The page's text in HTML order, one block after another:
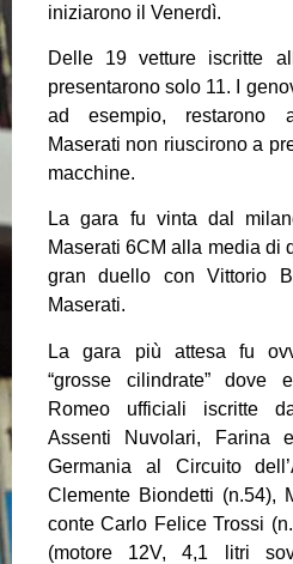
iniziarono il Venerdì.
Delle 19 vetture iscritte
presentarono solo 11. I
ad esempio, restarono
Maserati non riuscirono a
macchine.
La gara fu vinta dal
Maserati 6CM alla media di
gran duello con Vittorio
Maserati.
La gara più attesa fu
“grosse cilindrate” dove
Romeo ufficiali iscritte
Assenti Nuvolari, Farina
Germania al Circuito
Clemente Biondetti (n.54),
conte Carlo Felice Trossi
(motore 12V, 4,1 litri